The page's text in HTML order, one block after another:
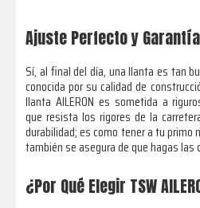
Ajuste Perfecto y
Sí, al final del día, una llanta es tan
conocida por su calidad de
llanta AILERON es sometida a
que resista los rigores de la
durabilidad; es como tener a tu primo
también se asegura de que hagas las
¿Por Qué Elegir TSW